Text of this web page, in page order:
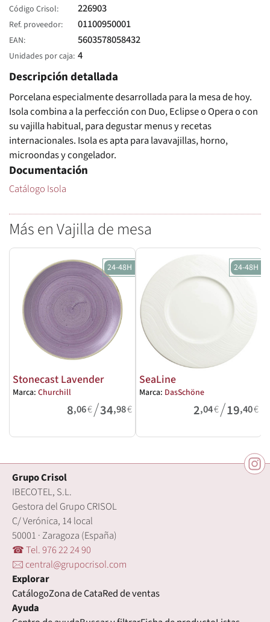
Código Crisol 226903
Ref. proveedor 01100950001
EAN 5603578058432
Unidades por caja 4
Descripción detallada
Porcelana especialmente desarrollada para la mesa de hoy.
Isola combina a la perfección con Duo, Eclipse o Opera o con
su vajilla habitual, para degustar menus y recetas
internacionales. Isola es apta para lavavajillas, horno,
microondas y congelador.
Documentación
Catálogo Isola
Más en Vajilla de mesa
24-48H
Stonecast Lavender
Marca: Churchill
8,06€/34,98€
24-48H
SeaLine
Marca: DasSchöne
2,04€/19,40€
Grupo Crisol
IBECOTEL, S.L.
Gestora del Grupo CRISOL
C/ Verónica, 14 local
50001 · Zaragoza (España)
☎ Tel. 976 22 24 90
🖂 central@grupocrisol.com
Explorar
CatálogoZona de CataRed de ventas
Ayuda